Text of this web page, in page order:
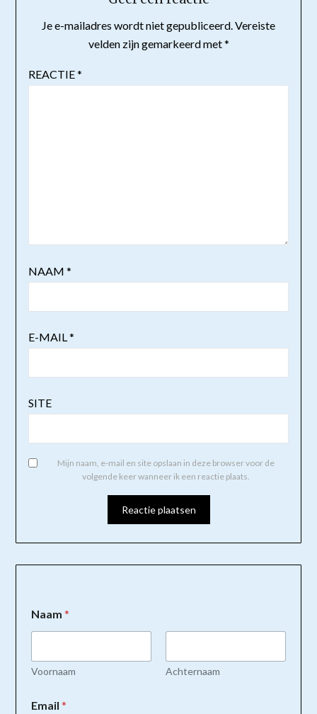
Je e-mailadres wordt niet gepubliceerd.Vereiste
velden zijn gemarkeerd met*
REACTIE*
NAAM *
E-MAIL*
SITE
Mijn naam, e-mail en site opslaan in deze browser voor de
volgende keer wanneer ik een reactie plaats.
Naam*
Voornaam Achternaam
Email*